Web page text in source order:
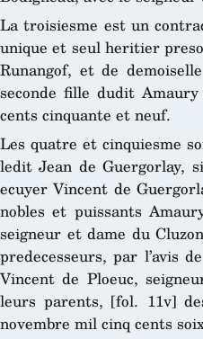
La troisiesme est un
unique et seul heritier
Runangof, et de
seconde fille dudit
cents cinquante et neuf.
Les quatre et cinquiesme
ledit Jean de Guergorlay,
ecuyer Vincent de
nobles et puissants
seigneur et dame du
predecesseurs, par l’avis
Vincent de Ploeuc,
leurs parents, [fol. 11v]
novembre mil cinq cents